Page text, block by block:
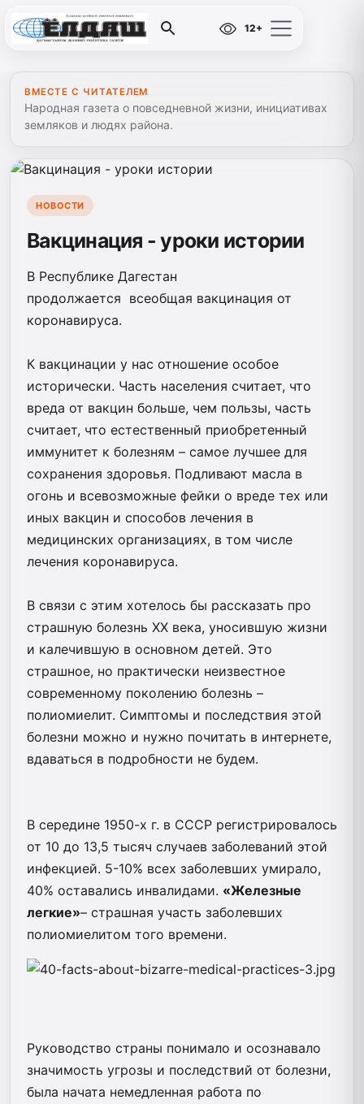
12+
ВМЕСТЕ С ЧИТАТЕЛЕМ
Народная газета о повседневной жизни, инициативах
земляков и людях района.
НОВОСТИ
Вакцинация - уроки истории
В Республике Дагестан
продолжается всеобщая вакцинация от
коронавируса.
К вакцинации у нас отношение особое
исторически. Часть населения считает, что
вреда от вакцин больше, чем пользы, часть
считает, что естественный приобретенный
иммунитет к болезням – самое лучшее для
сохранения здоровья. Подливают масла в
огонь и всевозможные фейки о вреде тех или
иных вакцин и способов лечения в
медицинских организациях, в том числе
лечения коронавируса.
В связи с этим хотелось бы рассказать про
страшную болезнь XX века, уносившую жизни
и калечившую в основном детей. Это
страшное, но практически неизвестное
современному поколению болезнь –
полиомиелит. Симптомы и последствия этой
болезни можно и нужно почитать в интернете,
вдаваться в подробности не будем.
В середине 1950-х г. в СССР регистрировалось
от 10 до 13,5 тысяч случаев заболеваний этой
инфекцией. 5-10% всех заболевших умирало,
40% оставались инвалидами. «Железные
легкие»– страшная участь заболевших
полиомиелитом того времени.
Руководство страны понимало и осознавало
значимость угрозы и последствий от болезни,
была начата немедленная работа по